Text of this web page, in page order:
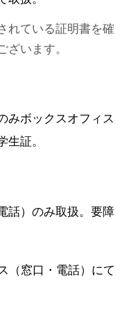
れている証明書を確
ざいます。
みボックスオフィス
生証。
話）のみ取扱。要障
（窓口・電話）にて